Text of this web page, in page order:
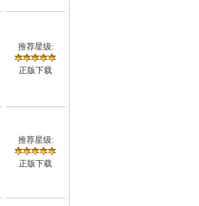
推荐星级:
正版下载
推荐星级:
正版下载